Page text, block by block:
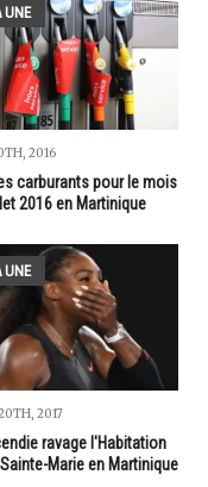
UNE
2016
carburants pour le mois
2016 en Martinique
UNE
2017
ravage l'Habitation
Sainte-Marie en Martinique